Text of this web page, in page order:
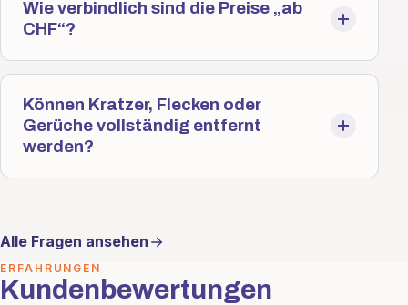
Wie verbindlich sind die Preise „ab
CHF“?
Können Kratzer, Flecken oder
Gerüche vollständig entfernt
werden?
Alle Fragen ansehen
ERFAHRUNGEN
Kundenbewertungen